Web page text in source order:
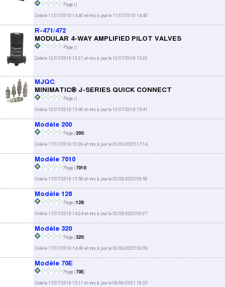
Page ()
Créé le 11/07/2019 14:40 et mis à jour le 11/07/2019 14:40
R-471/472
MODULAR 4-WAY AMPLIFIED PILOT VALVES
Page ()
Créé le 12/07/2019 13:21 et mis à jour le 12/07/2019 13:22
MJQC
MINIMATIC® J-SERIES QUICK CONNECT
Page ()
Créé le 12/07/2019 15:40 et mis à jour le 12/07/2019 15:41
Modèle 200
Page (200)
Créé le 17/07/2019 13:36 et mis à jour le 29/09/2025 17:14
Modèle 7010
Page ( 7010)
Créé le 17/07/2019 13:59 et mis à jour le 30/09/2025 09:50
Modèle 128
Page (128)
Créé le 17/07/2019 14:24 et mis à jour le 30/09/2025 09:27
Modèle 320
Page (320)
Créé le 17/07/2019 14:48 et mis à jour le 30/09/2025 09:39
Modèle 70E
Page ( 70E)
Créé le 17/07/2019 15:11 et mis à jour le 08/06/2021 16:33